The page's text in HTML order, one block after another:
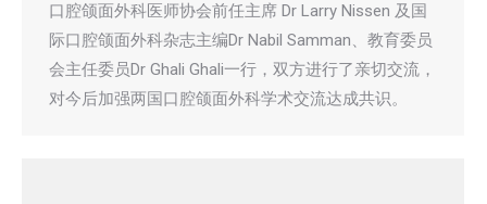
口腔颌面外科医师协会前任主席 Dr Larry Nissen 及国
际口腔颌面外科杂志主编Dr Nabil Samman、教育委员
会主任委员Dr Ghali Ghali一行，双方进行了亲切交流，
对今后加强两国口腔颌面外科学术交流达成共识。